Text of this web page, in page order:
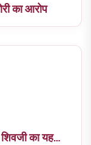
का आरोप
का यह…